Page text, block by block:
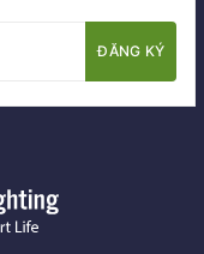
ĐĂNG KÝ